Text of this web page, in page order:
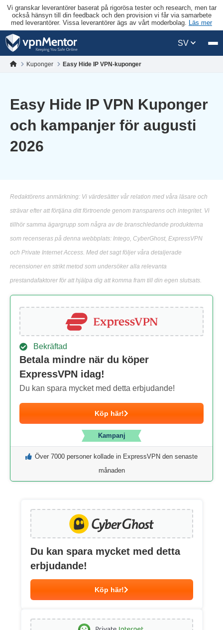
Vi granskar leverantörer baserat på rigorösa tester och research, men tar
också hänsyn till din feedback och den provision vi får via samarbete
med leverantörer. Vissa leverantörer ägs av vårt moderbolag. Läs mer
SV
Kuponger Easy Hide IP VPN-kuponger
Easy Hide IP VPN Kuponger
och kampanjer för augusti
2026
Redaktörens anmärkning: Vi värdesätter vår relation med våra läsare och
strävar efter att förtjäna ditt förtroende genom transparens och integritet. Vi
tillhör samma ägargrupp som några av de branschledande produkterna
som recenseras på denna webbplats: Intego, CyberGhost, ExpressVPN
och Private Internet Access. Med det sagt följer våra detaljerade
recensioner en strikt metod som undersöker alla relevanta
prestandafaktorer för att hjälpa dig att komma fram till din egen slutsats.
Bekräftad
Betala mindre när du köper
ExpressVPN idag!
Du kan spara mycket med detta erbjudande!
Köp här!
Kampanj
Över 7000 personer kollade in ExpressVPN den senaste
månaden
Du kan spara mycket med detta
erbjudande!
Köp här!